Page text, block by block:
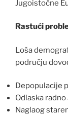
Jugoistočne
Rastući
Loša
području
Depopulacije
Odlaska
Naglaog